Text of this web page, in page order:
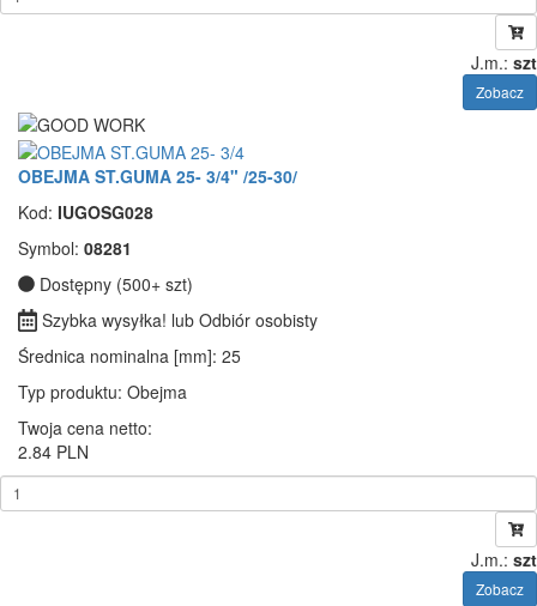
J.m.: szt
Zobacz
OBEJMA ST.GUMA 25- 3/4" /25-30/
Kod: IUGOSG028
Symbol: 08281
Dostępny (500+ szt)
Szybka wysyłka! lub Odbiór osobisty
Średnica nominalna [mm]: 25
Typ produktu: Obejma
Twoja cena netto:
2.84 PLN
J.m.: szt
Zobacz